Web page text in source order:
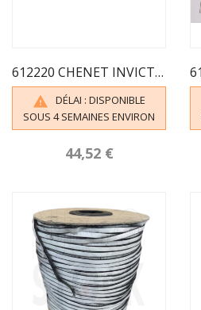
612220 CHENET INVICTA POELE KAZAN

DÉLAI : DISPONIBLE
SOUS 4 SEMAINES ENVIRON
44,52 €